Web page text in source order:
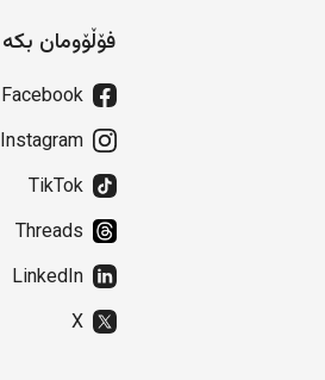
فۆڵۆومان بکە
Facebook
Instagram
TikTok
Threads
LinkedIn
X